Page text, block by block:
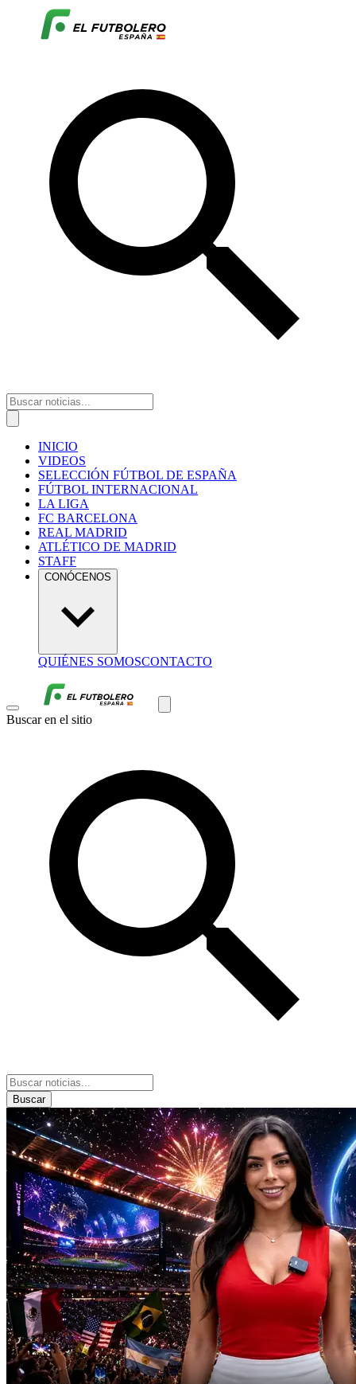
INICIO
VIDEOS
SELECCIÓN FÚTBOL DE ESPAÑA
FÚTBOL INTERNACIONAL
LA LIGA
FC BARCELONA
REAL MADRID
ATLÉTICO DE MADRID
STAFF
CONÓCENOS
QUIÉNES SOMOSCONTACTO
Buscar en el sitio
Buscar